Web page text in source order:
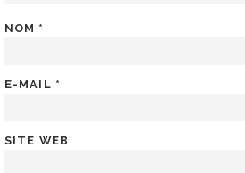
NOM *
E-MAIL *
SITE WEB